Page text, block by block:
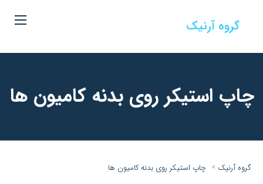
گروه آرنیک
چاپ استیکر روی بدنه کامیون ها
گروه آرنیک > چاپ استیکر روی بدنه کامیون ها